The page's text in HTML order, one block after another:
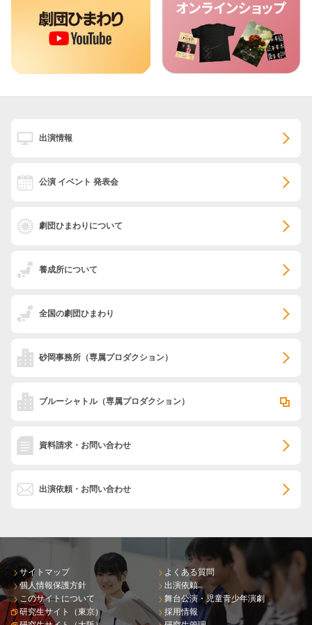
出演情報
公演 イベント 発表会
劇団ひまわりについて
養成所について
全国の劇団ひまわり
砂岡事務所 （専属プロダクション）
ブルーシャトル（専属プロダクション）
資料請求・お問い合わせ
出演依頼・お問い合わせ
サイトマップ
個人情報保護方針
このサイトについて
研究生サイト（東京）
よくある質問
出演依頼
舞台公演・児童青少年演劇
採用情報